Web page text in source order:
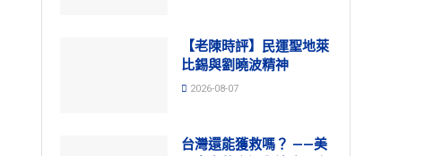
【老陳時評】民運聖地萊
比錫與劉曉波精神
2026-08-07
台灣還能獲救嗎？ ——美